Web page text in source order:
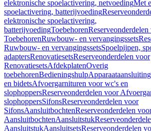
elektronische spoelactivering, netvoedingMet
spoelactivering, batterijvoeding
elektronische spoelactivering,
batterijvoedingToebehorenReserveonderdelen
ToebehorenRuwbouw- en vervangingssets
Ruwbouw- en vervangingssetsSpoelpijpen,
adaptersRenovatiesetsReserveonderdelen voor
RenovatiesetsAfdekplatenOverig
toebehorenBedieningshulp
en bidetsAfvoergarnituren voor wc's en
slophoppersReserveonderdelen voor
slophoppersSifonsReserveonderdelen voor
SifonsAansluitbochtenReserveonderdelen
AansluitbochtenAansluitstuk
AansluitstukAansluitsetsReserveonderdelen